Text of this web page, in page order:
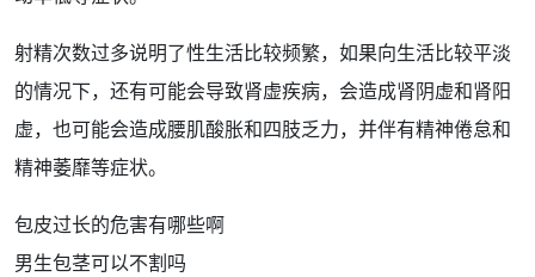
射精次数过多说明了性生活比较频繁，如果向生活比较平淡
的情况下，还有可能会导致肾虚疾病，会造成肾阴虚和肾阳
虚，也可能会造成腰肌酸胀和四肢乏力，并伴有精神倦怠和
精神萎靡等症状。
包皮过长的危害有哪些啊
男生包茎可以不割吗